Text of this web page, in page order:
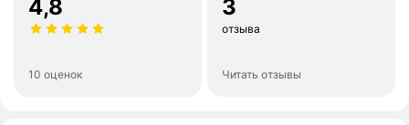
4,8
10 оценок
3
отзыва
Читать отзывы